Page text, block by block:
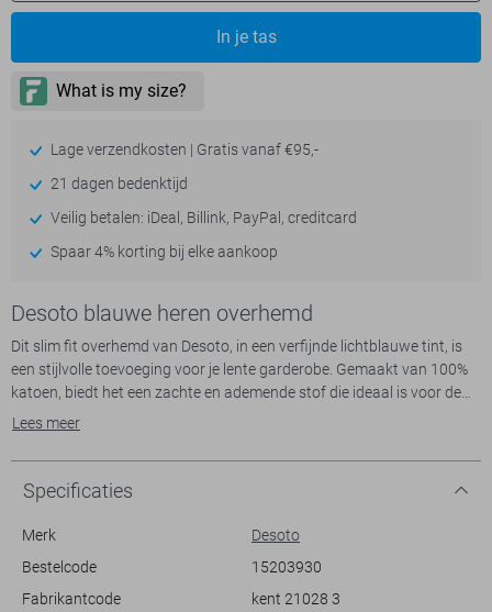
In je tas
Lage verzendkosten | Gratis vanaf €95,-
21 dagen bedenktijd
Veilig betalen: iDeal, Billink, PayPal, creditcard
Spaar 4% korting bij elke aankoop
Desoto blauwe heren overhemd
Dit slim fit overhemd van Desoto, in een verfijnde lichtblauwe tint, is
een stijlvolle toevoeging voor je lente garderobe. Gemaakt van 100%
katoen, biedt het een zachte en ademende stof die ideaal is voor de
warmere dagen. Met de klassieke puntkraag en knoopsluiting straalt
normale lengte zorgen voor een traditionele look die geschikt is voor
zowel zakelijke als feestelijke gelegenheden.
Het Desoto overhemd past perfect bij diverse kledingstijlen. Of je nu
een belangrijke meeting hebt op kantoor of een avondje uit plant, dit
nette zwarte pantalon voor een professionele uitstraling of draag het
casual over jeans voor een relaxte sfeer. Dit overhemd is niet alleen
Lees meer
Specificaties
Merk
Desoto
Bestelcode
15203930
Fabrikantcode
kent 21028 3